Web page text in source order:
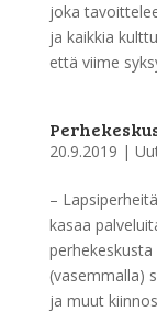
joka
ja kaikkia
että viime
20.9.2019 |
–
kasaa
(vasemmalla)
ja muut